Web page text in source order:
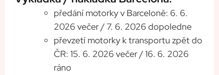
předání motorky v Barceloně: 6. 6.
2026 večer / 7. 6. 2026 dopoledne
převzetí motorky k transportu zpět do
ČR: 15. 6. 2026 večer / 16. 6. 2026
ráno